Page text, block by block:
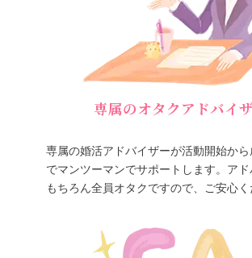
専属のオタクアドバイ
専属の婚活アドバイザーが活動開始から
でマンツーマンでサポートします。ア
もちろん全員オタクですので、ご安心く